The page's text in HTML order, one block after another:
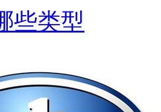
些类型